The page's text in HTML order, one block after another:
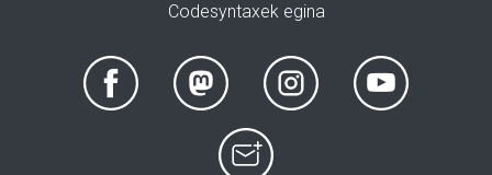
Codesyntaxek egina